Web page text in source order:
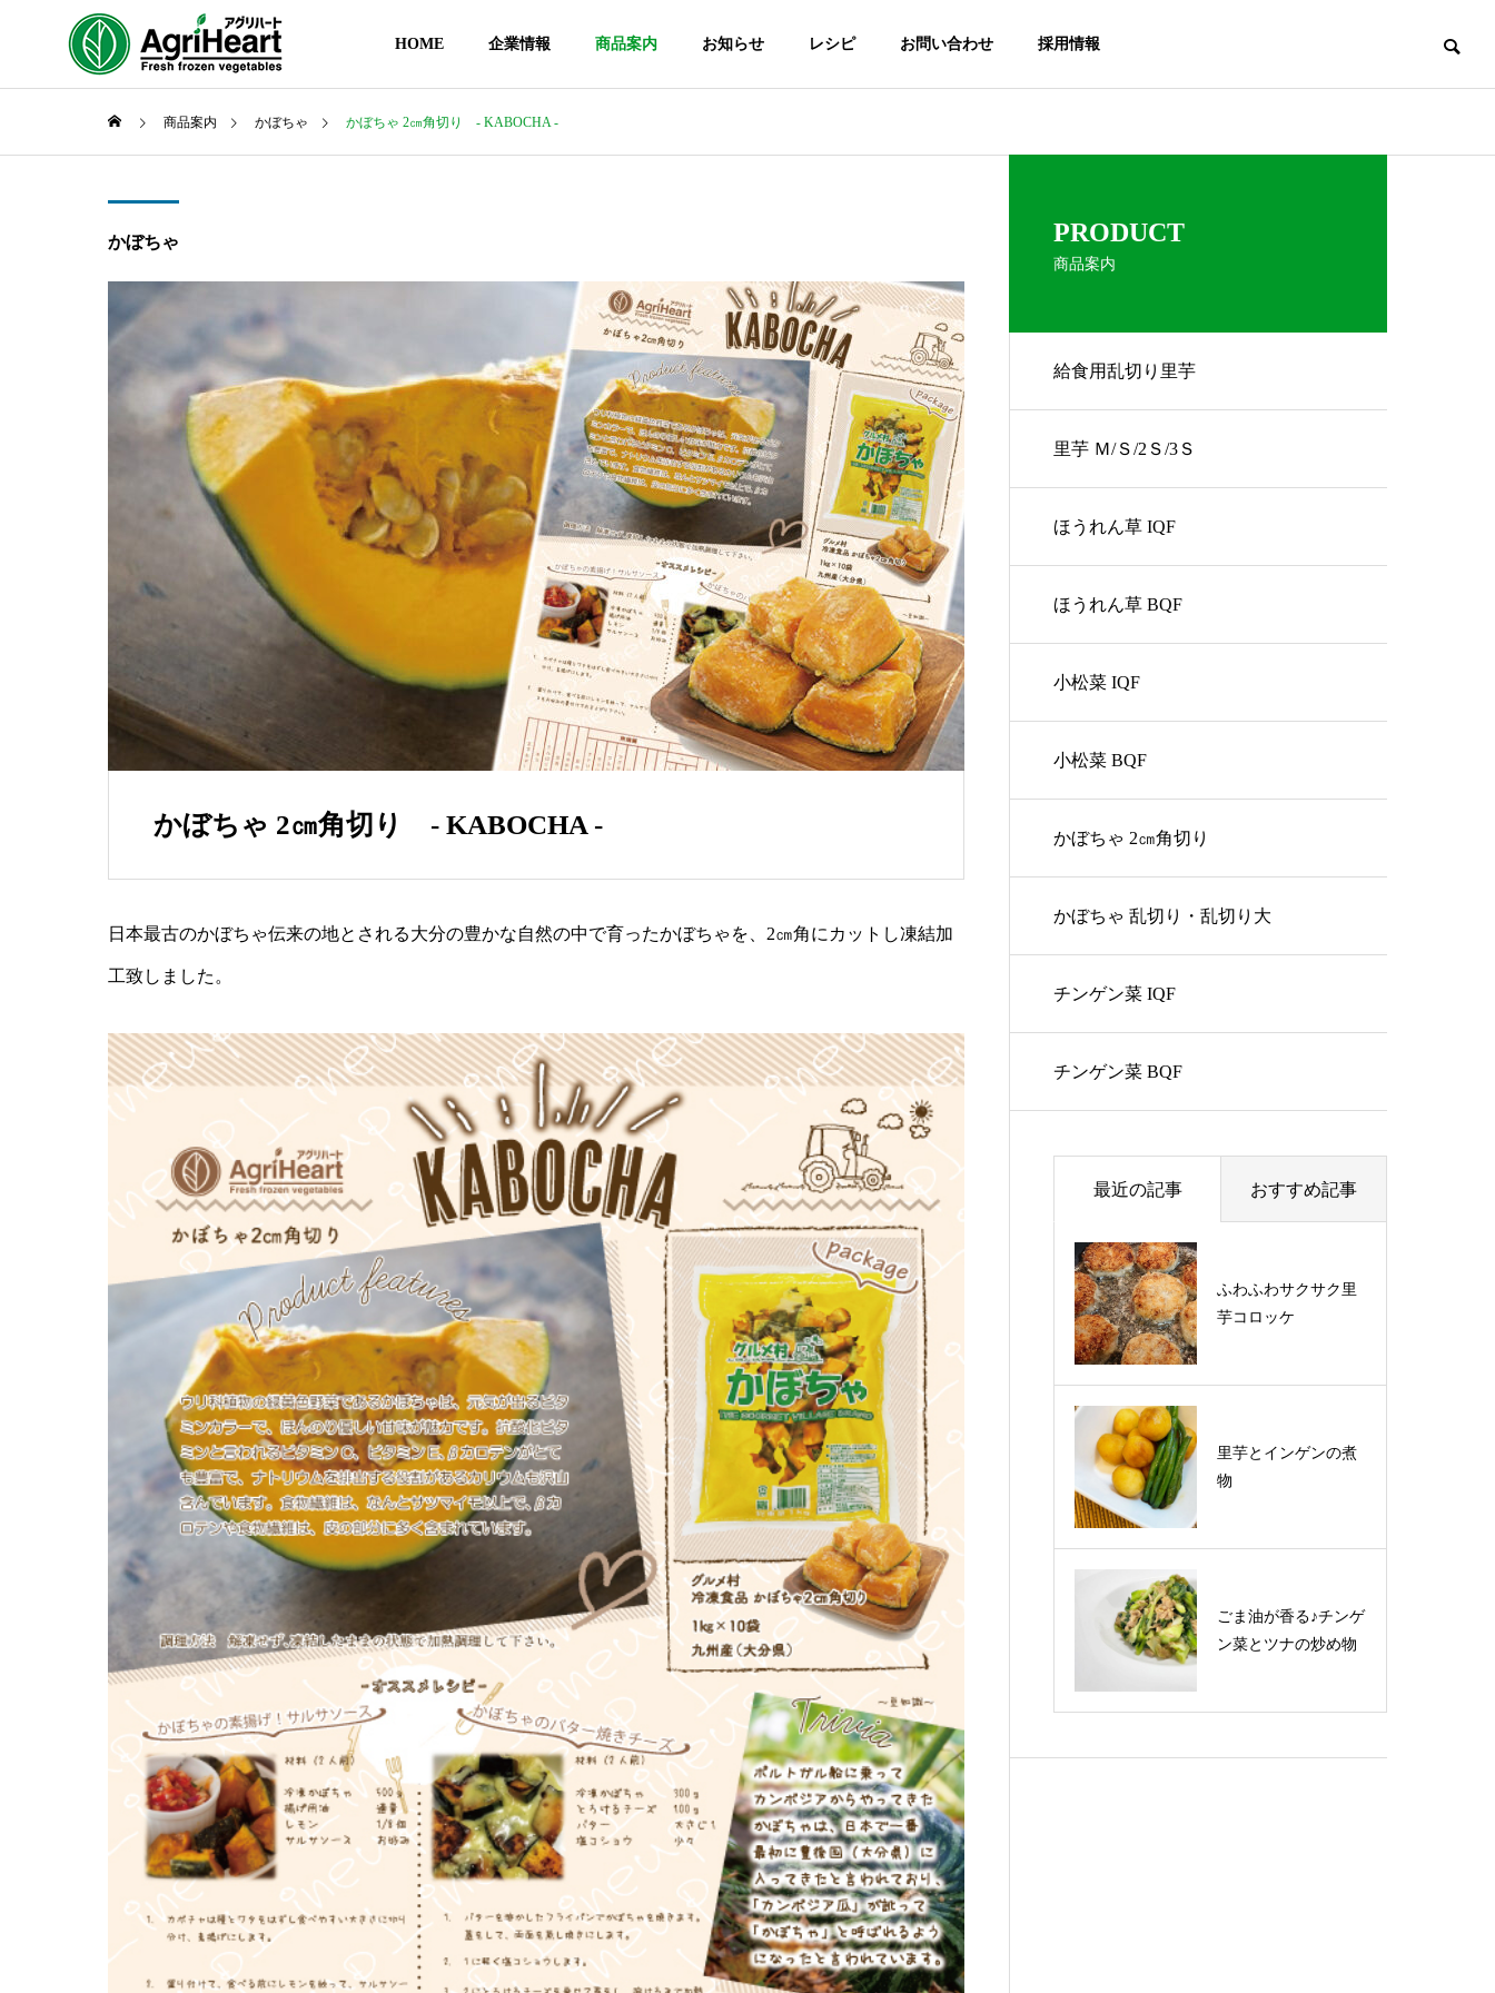
HOME 企業情報 商品案内 お知らせ レシピ お問い合わせ 採用情報
商品案内 かぼちゃ かぼちゃ 2㎝角切り ‐ KABOCHA ‐
かぼちゃ
かぼちゃ 2㎝角切り ‐ KABOCHA ‐
日本最古のかぼちゃ伝来の地とされる大分の豊かな自然の中で育ったかぼちゃを、2㎝角にカットし凍結加
工致しました。
PRODUCT
商品案内
給食用乱切り里芋
里芋 Ｍ/Ｓ/2Ｓ/3Ｓ
ほうれん草 IQF
ほうれん草 BQF
小松菜 IQF
小松菜 BQF
かぼちゃ 2㎝角切り
かぼちゃ 乱切り・乱切り大
チンゲン菜 IQF
チンゲン菜 BQF
最近の記事 おすすめ記事
ふわふわサクサク里
芋コロッケ
里芋とインゲンの煮
物
ごま油が香る♪チンゲ
ン菜とツナの炒め物
ふわふわサクサク里
芋コロッケ